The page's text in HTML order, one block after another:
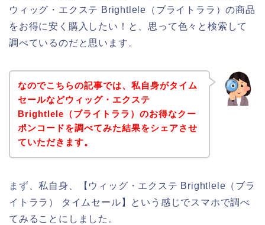
ウィッグ・エクステ Brightlele（ブライトララ）の商品
をお得に安く購入したい！と、思って色々と検索して
調べているのだと思います。
なのでこちらの記事では、私自身がタイム
セールなどウィッグ・エクステ
Brightlele（ブライトララ）のお得なクー
ポンコードを調べてみた結果をシェアさせ
ていただきます。
まず、私自身、【ウィッグ・エクステ Brightlele（ブラ
イトララ） タイムセール】という感じでスマホで調べ
てみることにしました。